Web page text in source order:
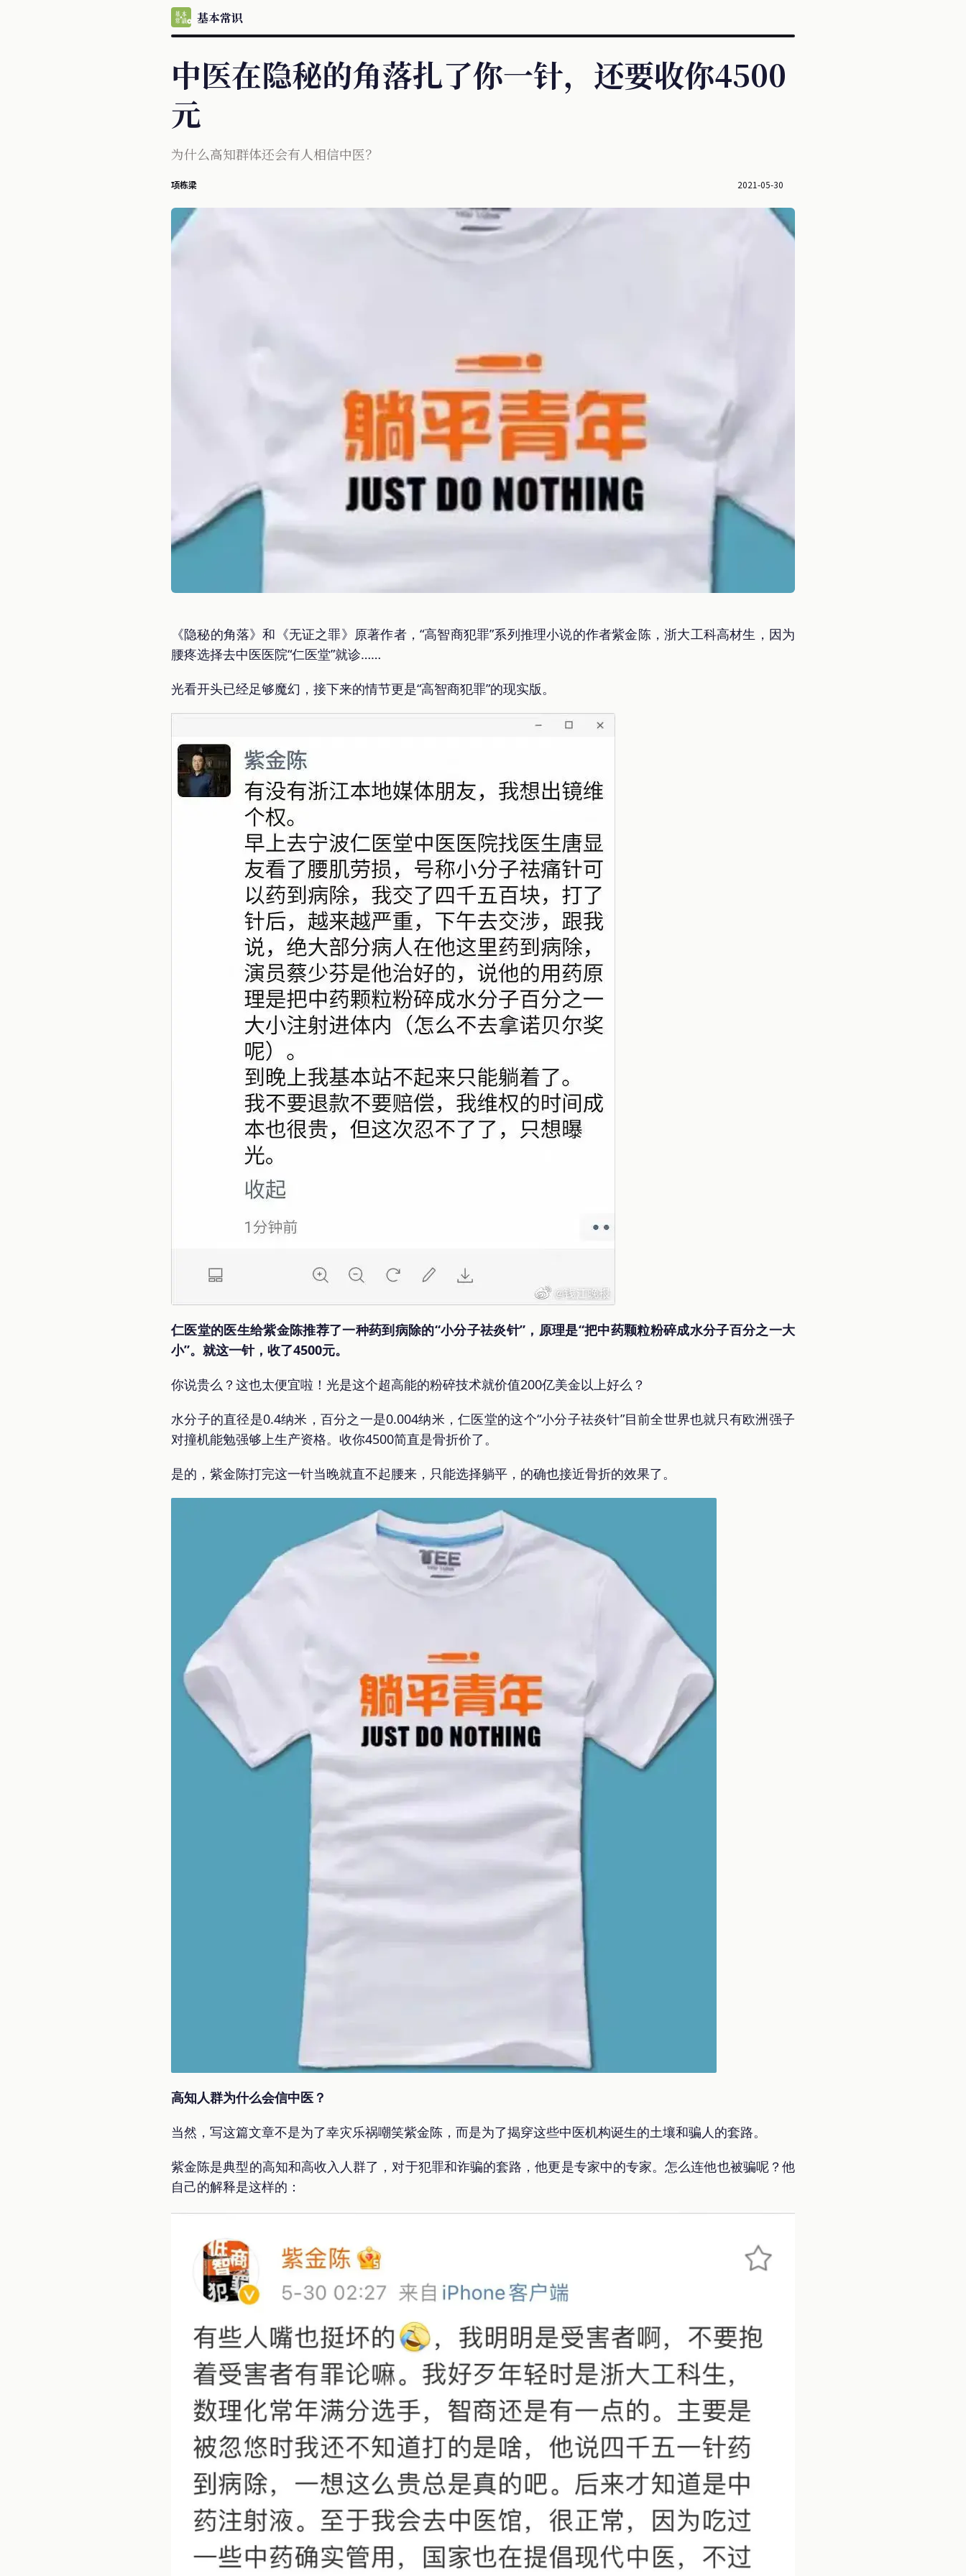
基本常识
中医在隐秘的角落扎了你一针，还要收你4500
元
为什么高知群体还会有人相信中医？
项栋梁 2021-05-30
《隐秘的角落》和《无证之罪》原著作者，“高智商犯罪”系列推理小说的作者紫金陈，浙大工科高材生，因为
腰疼选择去中医医院“仁医堂”就诊……
光看开头已经足够魔幻，接下来的情节更是“高智商犯罪”的现实版。
仁医堂的医生给紫金陈推荐了一种药到病除的“小分子祛炎针”，原理是“把中药颗粒粉碎成水分子百分之一大
小”。就这一针，收了4500元。
你说贵么？这也太便宜啦！光是这个超高能的粉碎技术就价值200亿美金以上好么？
水分子的直径是0.4纳米，百分之一是0.004纳米，仁医堂的这个“小分子祛炎针”目前全世界也就只有欧洲强子
对撞机能勉强够上生产资格。收你4500简直是骨折价了。
是的，紫金陈打完这一针当晚就直不起腰来，只能选择躺平，的确也接近骨折的效果了。
高知人群为什么会信中医？
当然，写这篇文章不是为了幸灾乐祸嘲笑紫金陈，而是为了揭穿这些中医机构诞生的土壤和骗人的套路。
紫金陈是典型的高知和高收入人群了，对于犯罪和诈骗的套路，他更是专家中的专家。怎么连他也被骗呢？他
自己的解释是这样的：